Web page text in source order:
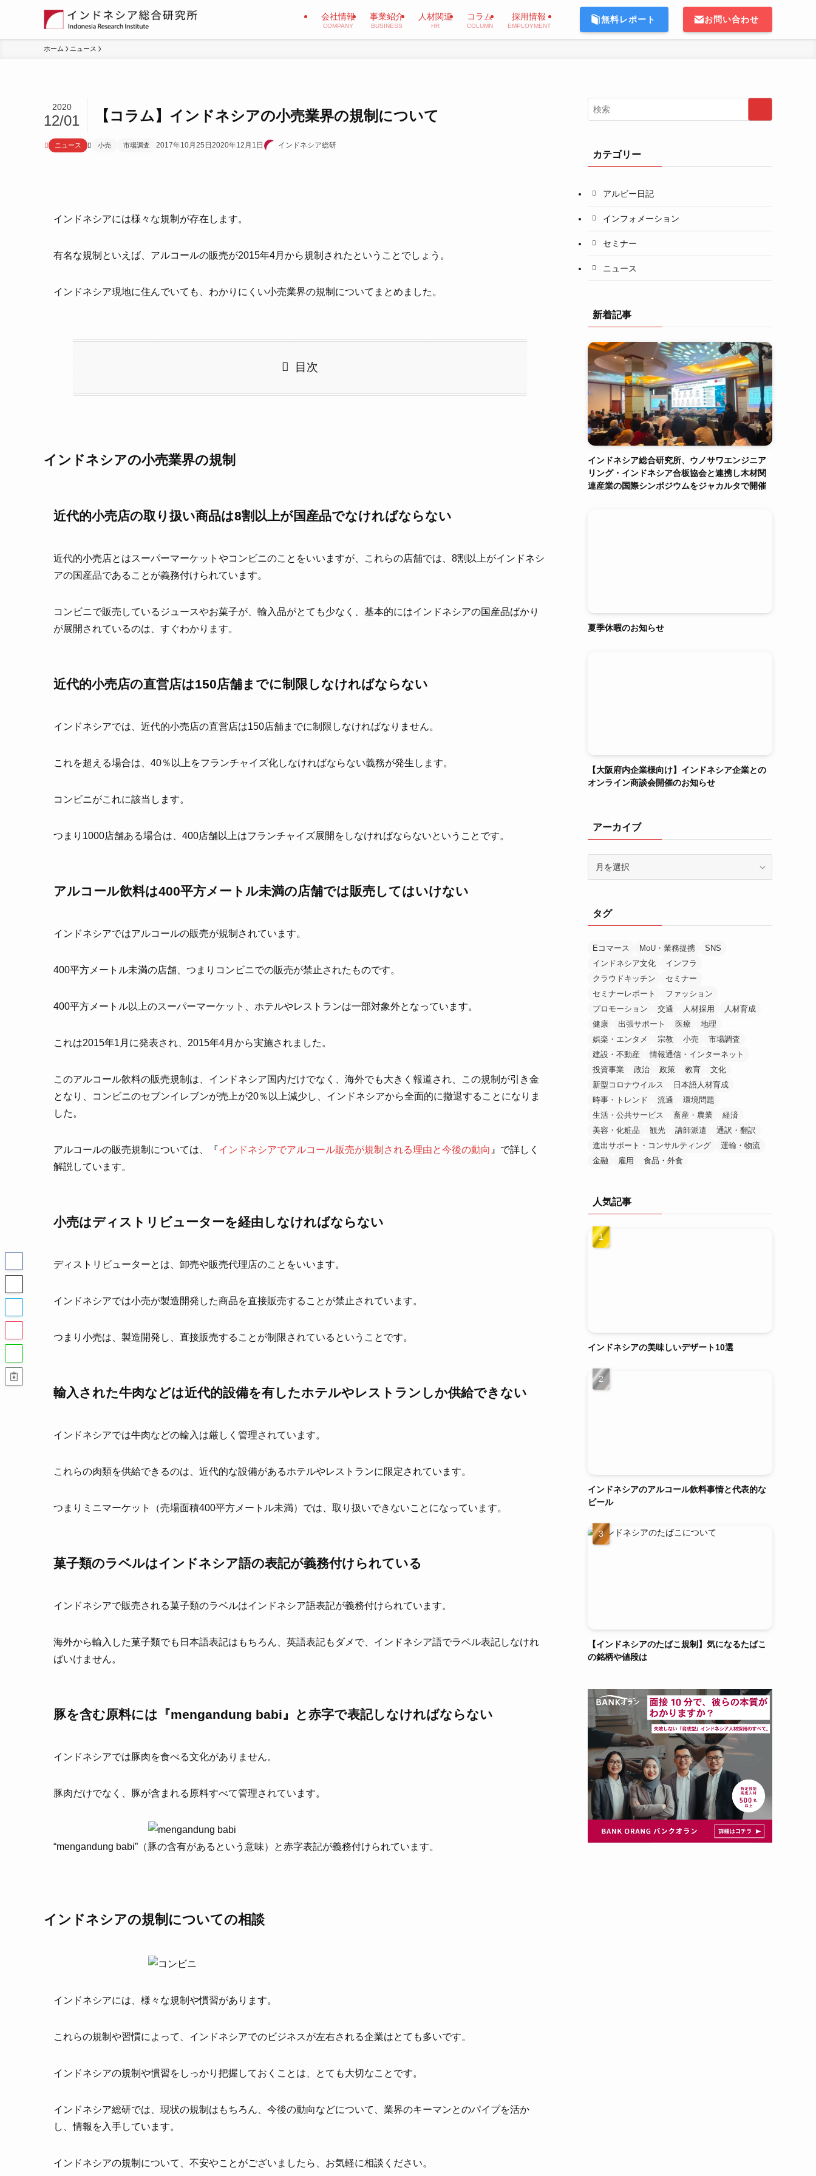
会社情報
COMPANY
事業紹介
BUSINESS
人材関連
HR
コラム
COLUMN
採用情報
EMPLOYMENT
無料レポート お問い合わせ
ホーム ニュース
【コラム】インドネシアの小売業界の規制について
2020
12/01
ニュース 小売 市場調査 2017年10月25日 2020年12月1日 インドネシア総研
インドネシアには様々な規制が存在します。
有名な規制といえば、アルコールの販売が2015年4月から規制されたということでしょう。
インドネシア現地に住んでいても、わかりにくい小売業界の規制についてまとめました。
目次
インドネシアの小売業界の規制
近代的小売店の取り扱い商品は8割以上が国産品でなければならない
近代的小売店とはスーパーマーケットやコンビニのことをいいますが、これらの店舗では、8割以上がインドネシ
アの国産品であることが義務付けられています。
コンビニで販売しているジュースやお菓子が、輸入品がとても少なく、基本的にはインドネシアの国産品ばかり
が展開されているのは、すぐわかります。
近代的小売店の直営店は150店舗までに制限しなければならない
インドネシアでは、近代的小売店の直営店は150店舗までに制限しなければなりません。
これを超える場合は、40％以上をフランチャイズ化しなければならない義務が発生します。
コンビニがこれに該当します。
つまり1000店舗ある場合は、400店舗以上はフランチャイズ展開をしなければならないということです。
アルコール飲料は400平方メートル未満の店舗では販売してはいけない
インドネシアではアルコールの販売が規制されています。
400平方メートル未満の店舗、つまりコンビニでの販売が禁止されたものです。
400平方メートル以上のスーパーマーケット、ホテルやレストランは一部対象外となっています。
これは2015年1月に発表され、2015年4月から実施されました。
このアルコール飲料の販売規制は、インドネシア国内だけでなく、海外でも大きく報道され、この規制が引き金
となり、コンビニのセブンイレブンが売上が20％以上減少し、インドネシアから全面的に撤退することになりま
した。
アルコールの販売規制については、『インドネシアでアルコール販売が規制される理由と今後の動向 』で詳しく
解説しています。
小売はディストリビューターを経由しなければならない
ディストリビューターとは、卸売や販売代理店のことをいいます。
インドネシアでは小売が製造開発した商品を直接販売することが禁止されています。
つまり小売は、製造開発し、直接販売することが制限されているということです。
輸入された牛肉などは近代的設備を有したホテルやレストランしか供給できない
インドネシアでは牛肉などの輸入は厳しく管理されています。
これらの肉類を供給できるのは、近代的な設備があるホテルやレストランに限定されています。
つまりミニマーケット（売場面積400平方メートル未満）では、取り扱いできないことになっています。
菓子類のラベルはインドネシア語の表記が義務付けられている
インドネシアで販売される菓子類のラベルはインドネシア語表記が義務付けられています。
海外から輸入した菓子類でも日本語表記はもちろん、英語表記もダメで、インドネシア語でラベル表記しなけれ
ばいけません。
豚を含む原料には『mengandung babi』と赤字で表記しなければならない
インドネシアでは豚肉を食べる文化がありません。
豚肉だけでなく、豚が含まれる原料すべて管理されています。
“mengandung babi”（豚の含有があるという意味）と赤字表記が義務付けられています。
インドネシアの規制についての相談
インドネシアには、様々な規制や慣習があります。
これらの規制や習慣によって、インドネシアでのビジネスが左右される企業はとても多いです。
インドネシアの規制や慣習をしっかり把握しておくことは、とても大切なことです。
インドネシア総研では、現状の規制はもちろん、今後の動向などについて、業界のキーマンとのパイプを活か
し、情報を入手しています。
インドネシアの規制について、不安やことがございましたら、お気軽に相談ください。
カテゴリー
アルビー日記
インフォメーション
セミナー
ニュース
新着記事
インドネシア総合研究所、ウノサワエンジニア
リング・インドネシア合板協会と連携し木材関
連産業の国際シンポジウムをジャカルタで開催
夏季休暇のお知らせ
【大阪府内企業様向け】インドネシア企業との
オンライン商談会開催のお知らせ
アーカイブ
ブタグ
Eコマース MoU・業務提携
SNS
インドネシア文化
インフラ
クラウドキッチン
セミナー
セミナーレポート
ファッション
プロモーション
交通 人材採用
人材育成
健康
出張サポート 医療
地理
娯楽・エンタメ
宗教 小売
市場調査
建設・不動産
情報通信・インターネット
投資事業
政治 政策 教育
文化
新型コロナウイルス
日本語人材育成
時事・トレンド
流通
環境問題
生活・公共サービス
畜産・農業
経済
美容・化粧品
観光 講師派遣
通訳・翻訳
進出サポート・コンサルティング
運輸・物流
金融
雇用 食品・外食
人気記事
インドネシアの美味しいデザート10選
インドネシアのアルコール飲料事情と代表的な
ビール
【インドネシアのたばこ規制】気になるたばこ
の銘柄や値段は